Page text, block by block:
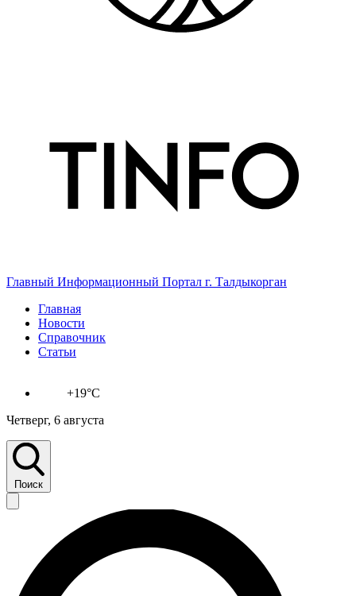
Главный Информационный Портал г. Талдыкорган
Главная
Новости
Справочник
Статьи
+19°C
Четверг, 6 августа
Поиск